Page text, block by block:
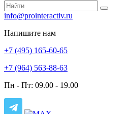
info@prointeractiv.ru
Напишите нам
+7 (495) 165-60-65
+7 (964) 563-88-63
Пн - Пт: 09.00 - 19.00